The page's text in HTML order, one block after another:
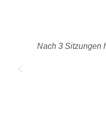
Nach 3 Sitzungen